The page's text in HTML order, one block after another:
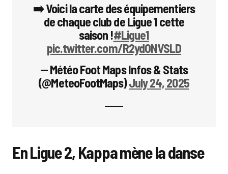
➡️ Voici la carte des équipementiers
de chaque club de Ligue 1 cette
saison !#Ligue1
pic.twitter.com/R2ydONVSLD
— Météo Foot Maps Infos & Stats
(@MeteoFootMaps)July 24, 2025
En Ligue 2, Kappa mène la danse